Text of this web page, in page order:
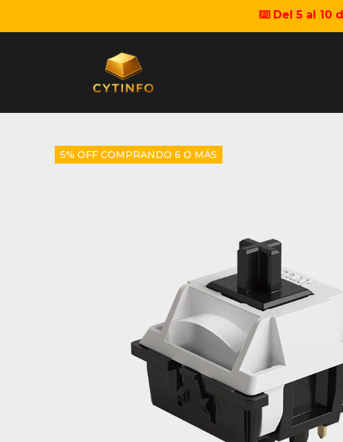
⌨️ Del 5 al 10
5% OFF COMPRANDO 6 O MÁS